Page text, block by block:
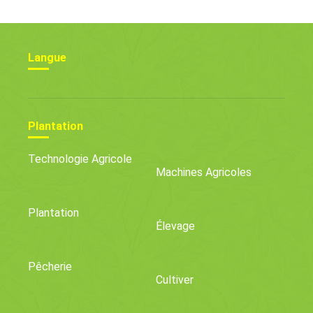
Langue
Plantation
Technologie Agricole
Machines Agricoles
Plantation
Élevage
Pêcherie
Cultiver